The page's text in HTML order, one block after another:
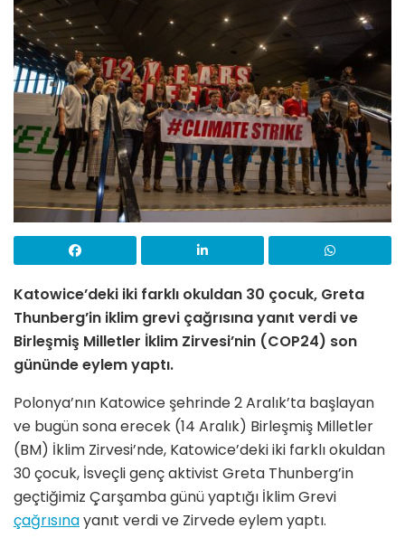
Katowice’deki iki farklı okuldan 30 çocuk, Greta
Thunberg’in iklim grevi çağrısına yanıt verdi ve
Birleşmiş Milletler İklim Zirvesi’nin (COP24) son
gününde eylem yaptı.
Polonya’nın Katowice şehrinde 2 Aralık’ta başlayan
ve bugün sona erecek (14 Aralık) Birleşmiş Milletler
(BM) İklim Zirvesi’nde, Katowice’deki iki farklı okuldan
30 çocuk, İsveçli genç aktivist Greta Thunberg’in
geçtiğimiz Çarşamba günü yaptığı İklim Grevi
çağrısınayanıt verdi ve Zirvede eylem yaptı.